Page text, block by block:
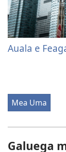
Auala e
Mea Uma
Galuega